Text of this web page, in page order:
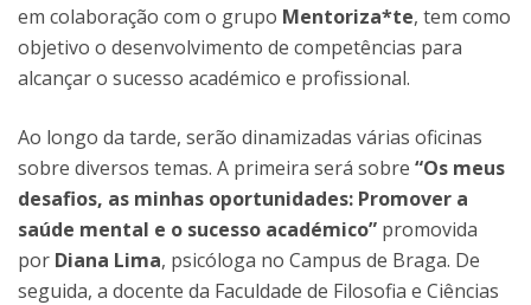
em colaboração com o grupo Mentoriza*te, tem como
objetivo o desenvolvimento de competências para
alcançar o sucesso académico e profissional.
Ao longo da tarde, serão dinamizadas várias oficinas
sobre diversos temas. A primeira será sobre “Os meus
desafios, as minhas oportunidades: Promover a
saúde mental e o sucesso académico” promovida
por Diana Lima, psicóloga no Campus de Braga. De
seguida, a docente da Faculdade de Filosofia e Ciências